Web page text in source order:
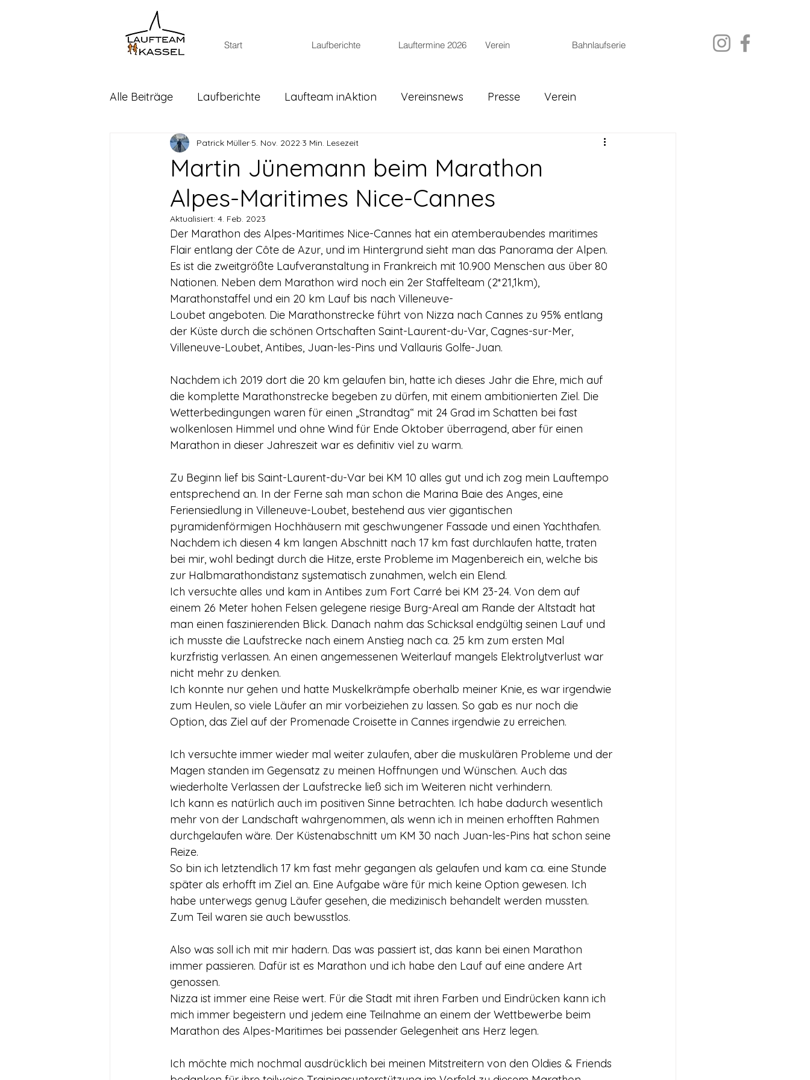
Start Laufberichte Lauftermine 2026 Verein Bahnlaufserie
Alle Beiträge Laufberichte Laufteam inAktion Vereinsnews Presse Verein
Martin Jünemann beim Marathon
Alpes-Maritimes Nice-Cannes
Patrick Müller 5. Nov. 2022 3 Min. Lesezeit
Aktualisiert: 4. Feb. 2023
Der Marathon des Alpes-Maritimes Nice-Cannes hat ein atemberaubendes maritimes
Flair entlang der Côte de Azur, und im Hintergrund sieht man das Panorama der Alpen.
Es ist die zweitgrößte Laufveranstaltung in Frankreich mit 10.900 Menschen aus über 80
Nationen. Neben dem Marathon wird noch ein 2er Staffelteam (2*21,1km),
Marathonstaffel und ein 20 km Lauf bis nach Villeneuve-
Loubet angeboten. Die Marathonstrecke führt von Nizza nach Cannes zu 95% entlang
der Küste durch die schönen Ortschaften Saint-Laurent-du-Var, Cagnes-sur-Mer,
Villeneuve-Loubet, Antibes, Juan-les-Pins und Vallauris Golfe-Juan.
Nachdem ich 2019 dort die 20 km gelaufen bin, hatte ich dieses Jahr die Ehre, mich auf
die komplette Marathonstrecke begeben zu dürfen, mit einem ambitionierten Ziel. Die
Wetterbedingungen waren für einen „Strandtag“ mit 24 Grad im Schatten bei fast
wolkenlosen Himmel und ohne Wind für Ende Oktober überragend, aber für einen
Marathon in dieser Jahreszeit war es definitiv viel zu warm.
Zu Beginn lief bis Saint-Laurent-du-Var bei KM 10 alles gut und ich zog mein Lauftempo
entsprechend an. In der Ferne sah man schon die Marina Baie des Anges, eine
Feriensiedlung in Villeneuve-Loubet, bestehend aus vier gigantischen
pyramidenförmigen Hochhäusern mit geschwungener Fassade und einen Yachthafen.
Nachdem ich diesen 4 km langen Abschnitt nach 17 km fast durchlaufen hatte, traten
bei mir, wohl bedingt durch die Hitze, erste Probleme im Magenbereich ein, welche bis
zur Halbmarathondistanz systematisch zunahmen, welch ein Elend.
Ich versuchte alles und kam in Antibes zum Fort Carré bei KM 23-24. Von dem auf
einem 26 Meter hohen Felsen gelegene riesige Burg-Areal am Rande der Altstadt hat
man einen faszinierenden Blick. Danach nahm das Schicksal endgültig seinen Lauf und
ich musste die Laufstrecke nach einem Anstieg nach ca. 25 km zum ersten Mal
kurzfristig verlassen. An einen angemessenen Weiterlauf mangels Elektrolytverlust war
nicht mehr zu denken.
Ich konnte nur gehen und hatte Muskelkrämpfe oberhalb meiner Knie, es war irgendwie
zum Heulen, so viele Läufer an mir vorbeiziehen zu lassen. So gab es nur noch die
Option, das Ziel auf der Promenade Croisette in Cannes irgendwie zu erreichen.
Ich versuchte immer wieder mal weiter zulaufen, aber die muskulären Probleme und der
Magen standen im Gegensatz zu meinen Hoffnungen und Wünschen. Auch das
wiederholte Verlassen der Laufstrecke ließ sich im Weiteren nicht verhindern.
Ich kann es natürlich auch im positiven Sinne betrachten. Ich habe dadurch wesentlich
mehr von der Landschaft wahrgenommen, als wenn ich in meinen erhofften Rahmen
durchgelaufen wäre. Der Küstenabschnitt um KM 30 nach Juan-les-Pins hat schon seine
Reize.
So bin ich letztendlich 17 km fast mehr gegangen als gelaufen und kam ca. eine Stunde
später als erhofft im Ziel an. Eine Aufgabe wäre für mich keine Option gewesen. Ich
habe unterwegs genug Läufer gesehen, die medizinisch behandelt werden mussten.
Zum Teil waren sie auch bewusstlos.
Also was soll ich mit mir hadern. Das was passiert ist, das kann bei einen Marathon
immer passieren. Dafür ist es Marathon und ich habe den Lauf auf eine andere Art
genossen.
Nizza ist immer eine Reise wert. Für die Stadt mit ihren Farben und Eindrücken kann ich
mich immer begeistern und jedem eine Teilnahme an einem der Wettbewerbe beim
Marathon des Alpes-Maritimes bei passender Gelegenheit ans Herz legen.
Ich möchte mich nochmal ausdrücklich bei meinen Mitstreitern von den Oldies & Friends